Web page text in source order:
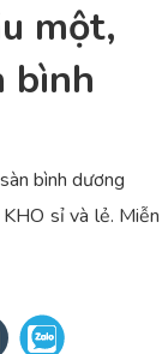
một,
bình
bình dương
sỉ và lẻ. Miễn